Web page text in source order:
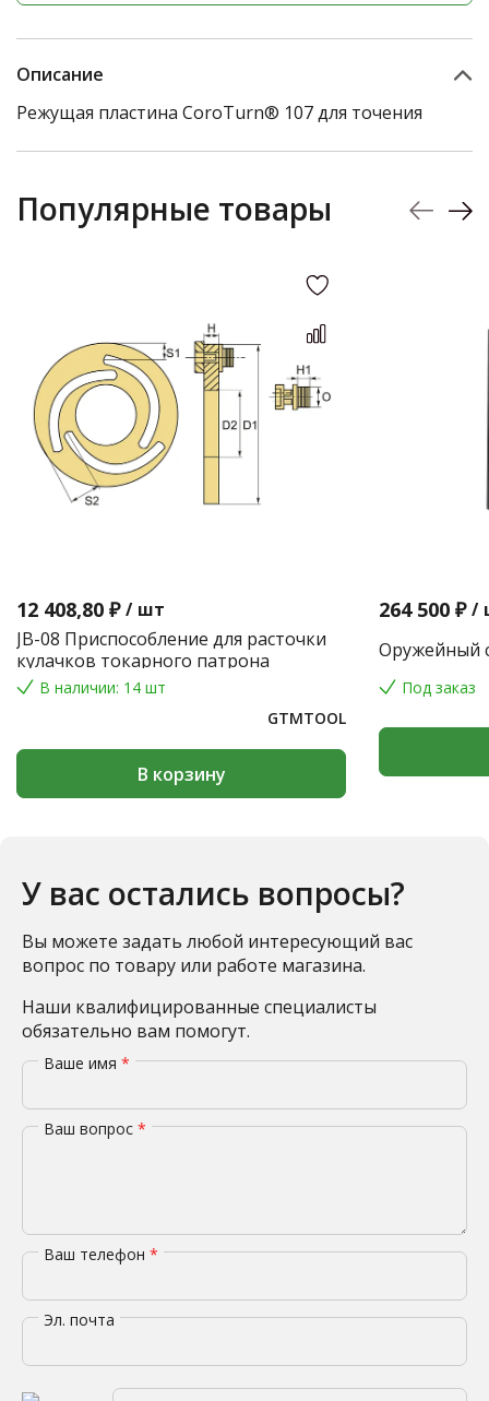
Описание
Режущая пластина CoroTurn® 107 для точения
Популярные товары
12 408,80 ₽ / шт
JB-08 Приспособление для расточки
кулачков токарного патрона
В наличии: 14 шт
GTMTOOL
В корзину
264 500 ₽ /
Оружейный
Под заказ
У вас остались вопросы?
Вы можете задать любой интересующий вас
вопрос по товару или работе магазина.
Наши квалифицированные специалисты
обязательно вам помогут.
Ваше имя *
Ваш вопрос *
Ваш телефон *
Эл. почта